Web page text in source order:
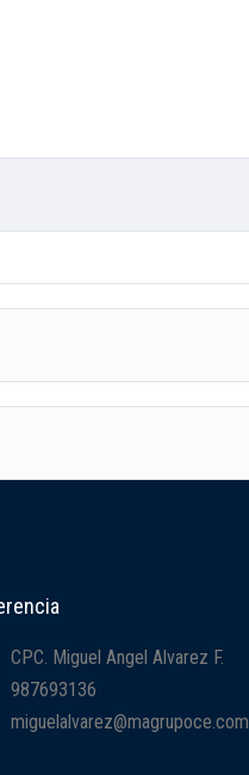
CPC. Miguel Angel Alvarez F.
987693136
miguelalvarez@magrupoce.com